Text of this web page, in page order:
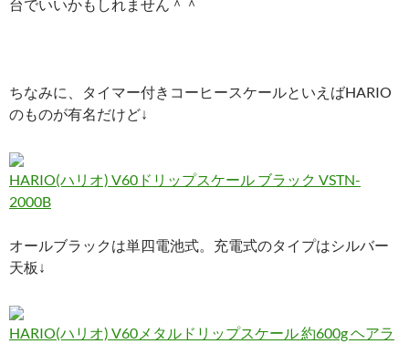
台でいいかもしれません＾＾
ちなみに、タイマー付きコーヒースケールといえばHARIO
のものが有名だけど↓
HARIO(ハリオ) V60ドリップスケール ブラック VSTN-
2000B
オールブラックは単四電池式。充電式のタイプはシルバー
天板↓
HARIO(ハリオ) V60メタルドリップスケール 約600g ヘアラ